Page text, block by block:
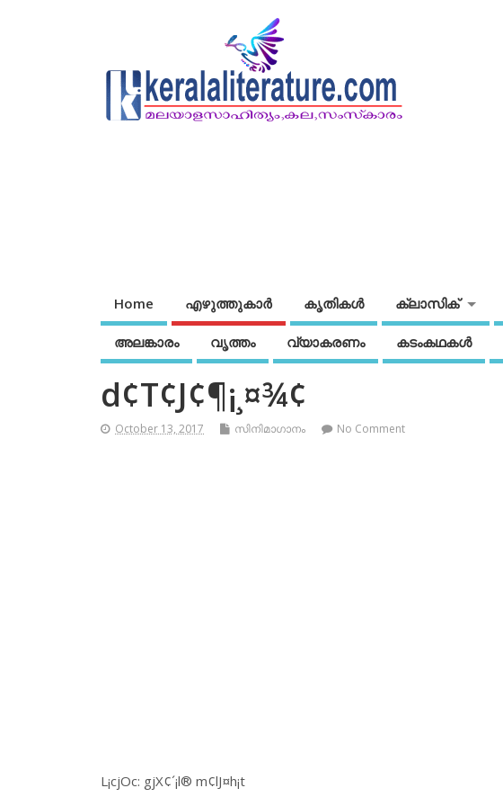
Home എഴുത്തുകാര്‍ കൃതികൾ ക്ലാസിക്
അലങ്കാരം വൃത്തം വ്യാകരണം കടംകഥകള്‍
d¢T¢J¢¶¡¸¤¾¢
October 13, 2017 സിനിമാഗാനം No Comment
L¡cjOc: gjX¢´¡l® m¢lJ¤h¡t